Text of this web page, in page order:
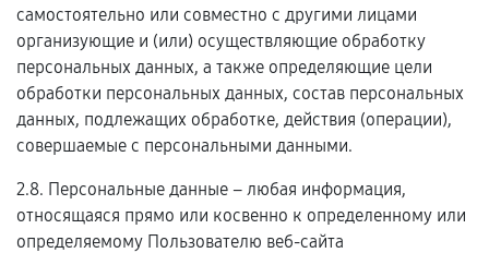
самостоятельно или совместно с другими лицами
организующие и (или) осуществляющие обработку
персональных данных, а также определяющие цели
обработки персональных данных, состав персональных
данных, подлежащих обработке, действия (операции),
совершаемые с персональными данными.
2.8. Персональные данные – любая информация,
относящаяся прямо или косвенно к определенному или
определяемому Пользователю веб-сайта